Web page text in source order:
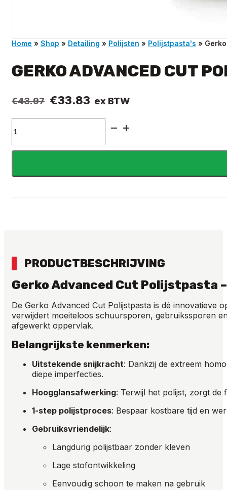
Home » Shop » Detailing » Polijsten » Polijstpasta's »
GERKO ADVANCED CUT
€43.97 Oorspronkelijke
€33.83 Huidige
ex BTW
Advanced
Cut
Polijstpasta
aantal
PRODUCTBESCHRIJVING
Gerko Advanced Cut Polijstpasta
De Gerko Advanced Cut Polijstpasta is dé
verwijdert moeiteloos schuursporen, gebruikssporen
afgewerkt oppervlak.
Belangrijkste kenmerken:
Uitstekende snijkracht: Dankzij de extreem
diepe imperfecties.
Hoogglansafwerking: Terwijl het polijst, zorgt de
1-step polijstproces: Bespaar kostbare tijd en
Gebruiksvriendelijk:
Langdurig polijstbaar zonder kleven
Lage stofontwikkeling
Eenvoudig schoon te maken na gebruik